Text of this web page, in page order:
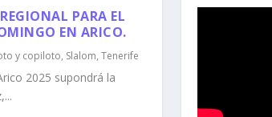
PARA EL
EN ARICO.
y copiloto, Slalom, Tenerife
2025 supondrá la